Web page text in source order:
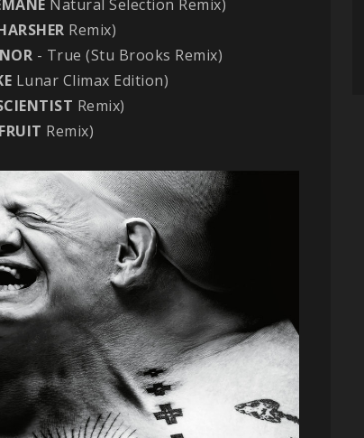
Natural Selection Remix)
Remix)
- True (Stu Brooks Remix)
Lunar Climax Edition)
Remix)
Remix)